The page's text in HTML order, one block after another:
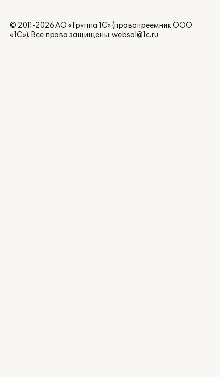
© 2011-2026 АО «Группа 1С» (правопреемник ООО
«1С»). Все права защищены. websol@1c.ru